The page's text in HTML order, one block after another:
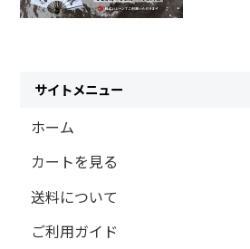
サイトメニュー
ホーム
カートを見る
送料について
ご利用ガイド